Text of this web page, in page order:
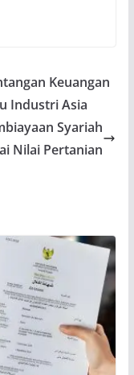
Keuangan
Industri Asia
Syariah
Nilai Pertanian